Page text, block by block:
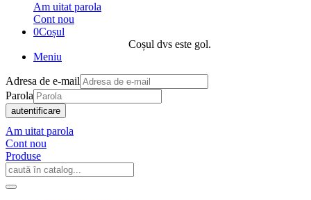
Am uitat parola
Cont nou
0Coșul
Coșul dvs este gol.
Meniu
Adresa de e-mail
Parola
autentificare
Am uitat parola
Cont nou
Produse